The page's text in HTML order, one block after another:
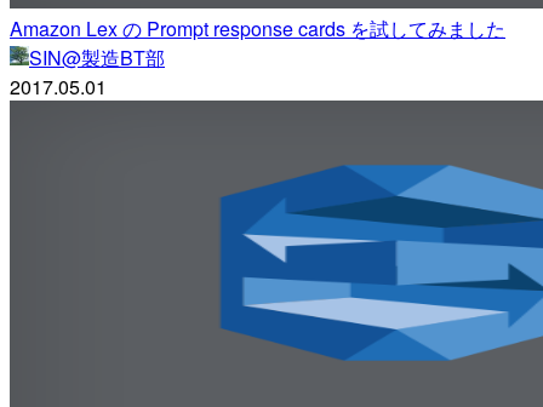
Amazon Lex の Prompt response cards を試してみました
SIN@製造BT部
2017.05.01